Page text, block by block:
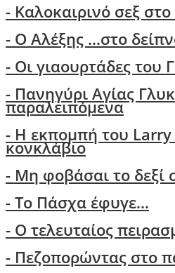
- Kαλοκαιρινό σεξ
- Ο Aλέξης ...στο
- Οι γιαουρτάδες του
- Πανηγύρι Αγίας
παραλειπόμενα
- Η εκπομπή του Larry
κονκλάβιο
- Μη φοβάσαι το δεξί
-Το Πάσχα έφυγε...
- Ο τελευταίος
- Πεζοπορώντας στο